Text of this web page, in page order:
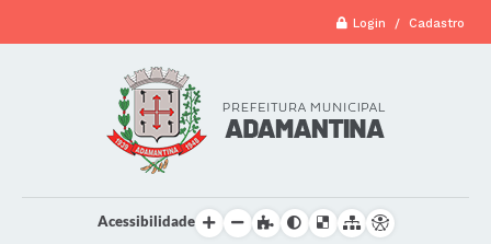
Login / Cadastro
Acessibilidade